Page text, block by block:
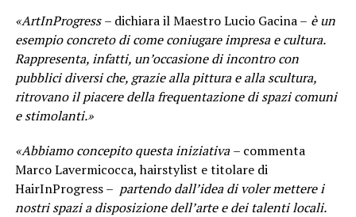
«ArtInProgress– dichiara il Maestro Lucio Gacina – è un
esempio concreto di come coniugare impresa e cultura.
Rappresenta, infatti, un’occasione di incontro con
pubblici diversi che, grazie alla pittura e alla scultura,
ritrovano il piacere della frequentazione di spazi comuni
e stimolanti.»
«Abbiamo concepito questa iniziativa– commenta
Marco Lavermicocca, hairstylist e titolare di
HairInProgress – partendo dall’idea di voler mettere i
nostri spazi a disposizione dell’arte e dei talenti locali.